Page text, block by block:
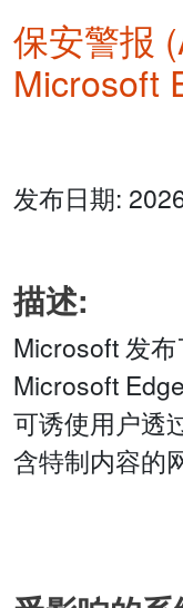
保安警报
Microsoft
发布日期:
描述:
Microsoft 发
Microsoft
可诱使用户透
含特制内容的